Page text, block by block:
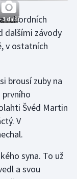
3 další
rekordních
dalšími závody
v ostatních
brousí zuby na
Švéd Martin
V
syna. To už
a svou